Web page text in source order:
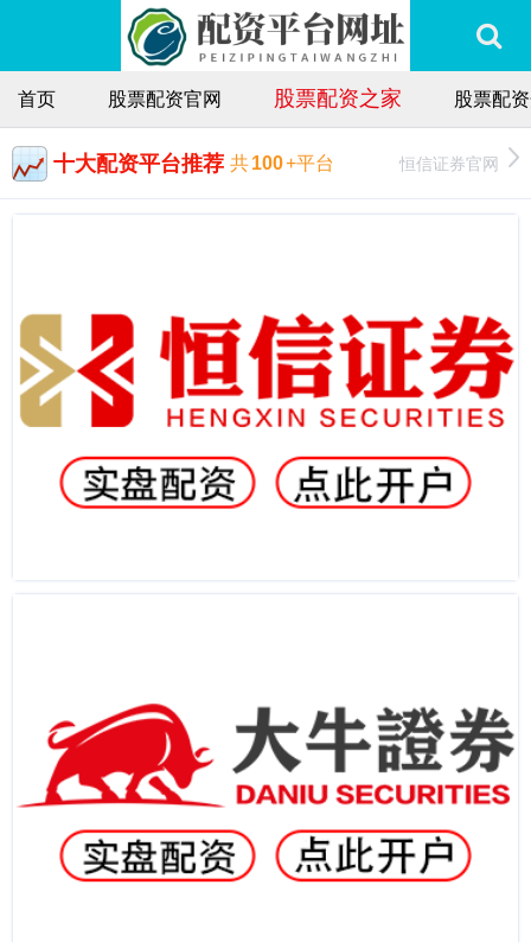
首页 股票配资官网 股票配资之家 股票配
十大配资平台推荐 共100+平台 恒信证券官网